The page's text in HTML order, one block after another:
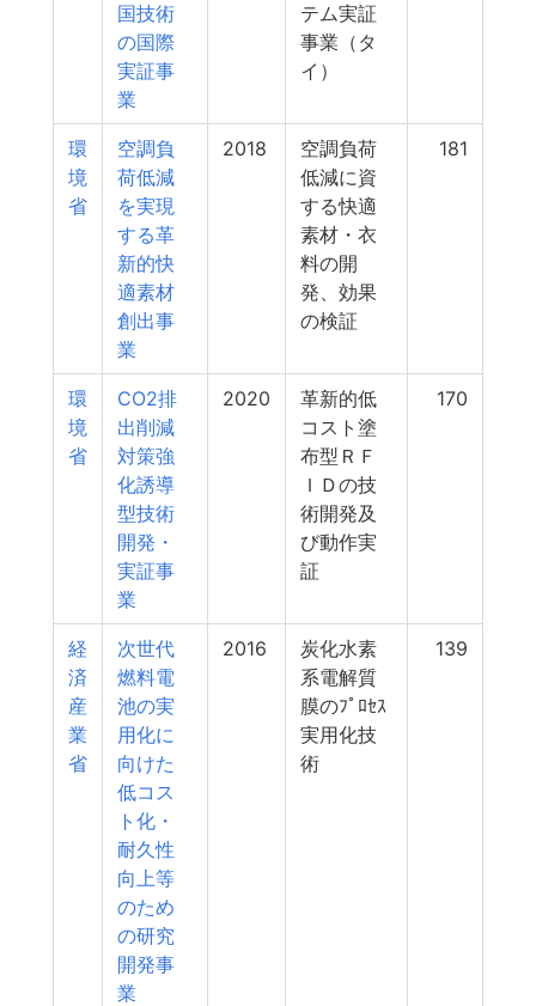
国技術
の国際
実証事
業
テム実証
事業（タ
イ）
環
境
省
空調負
荷低減
を実現
する革
新的快
適素材
創出事
業
2018
空調負荷
低減に資
する快適
素材・衣
料の開
発、効果
の検証
181
環
境
省
CO2排
出削減
対策強
化誘導
型技術
開発・
実証事
業
2020
革新的低
コスト塗
布型ＲＦ
ＩＤの技
術開発及
び動作実
証
170
経
済
産
業
省
次世代
燃料電
池の実
用化に
向けた
低コス
ト化・
耐久性
向上等
のため
の研究
開発事
業
2016
炭化水素
系電解質
膜のﾌﾟﾛｾｽ
実用化技
術
139